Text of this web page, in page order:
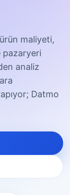
maliyeti,
pazaryeri
analiz
Datmo